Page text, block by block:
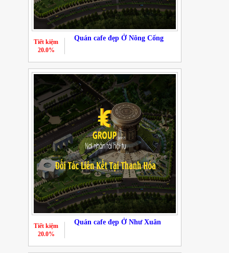
Quán cafe đẹp Ở Nông Cống
Tiết kiệm
20.0%
Quán cafe đẹp Ở Như Xuân
Tiết kiệm
20.0%